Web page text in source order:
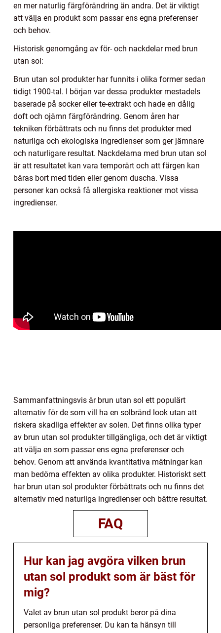
en mer naturlig färgförändring än andra. Det är viktigt
att välja en produkt som passar ens egna preferenser
och behov.
Historisk genomgång av för- och nackdelar med brun
utan sol:
Brun utan sol produkter har funnits i olika former sedan
tidigt 1900-tal. I början var dessa produkter mestadels
baserade på socker eller te-extrakt och hade en dålig
doft och ojämn färgförändring. Genom åren har
tekniken förbättrats och nu finns det produkter med
naturliga och ekologiska ingredienser som ger jämnare
och naturligare resultat. Nackdelarna med brun utan sol
är att resultatet kan vara temporärt och att färgen kan
bäras bort med tiden eller genom duscha. Vissa
personer kan också få allergiska reaktioner mot vissa
ingredienser.
Sammanfattningsvis är brun utan sol ett populärt
alternativ för de som vill ha en solbränd look utan att
riskera skadliga effekter av solen. Det finns olika typer
av brun utan sol produkter tillgängliga, och det är viktigt
att välja en som passar ens egna preferenser och
behov. Genom att använda kvantitativa mätningar kan
man bedöma effekten av olika produkter. Historiskt sett
har brun utan sol produkter förbättrats och nu finns det
alternativ med naturliga ingredienser och bättre resultat.
FAQ
Hur kan jag avgöra vilken brun
utan sol produkt som är bäst för
mig?
Valet av brun utan sol produkt beror på dina
personliga preferenser. Du kan ta hänsyn till